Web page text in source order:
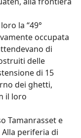
la “49°
occupata
di
delle
di 15
dei ghetti,
il loro
Tamanrasset e
periferia di